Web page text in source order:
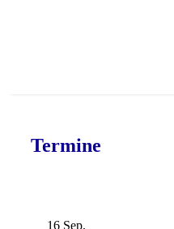
Termine
16 Sep.